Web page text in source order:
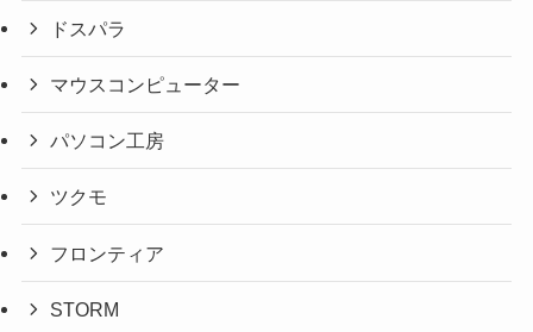
ドスパラ
マウスコンピューター
パソコン工房
ツクモ
フロンティア
STORM